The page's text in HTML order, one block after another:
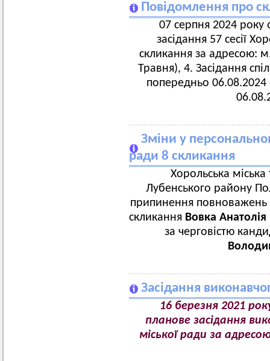
Повідомлення про
07 серпня 2024 року
засідання 57 сесії
скликання за адресою:
Травня), 4. Засідання
попередньо 06.08.2024
Зміни у
ради 8 скликання
Хорольська
Лубенського району
припинення повноважень
скликання Вовка Анатолія
за черговістю
Засідання
16 березня 2021
планове засідання
міської ради за